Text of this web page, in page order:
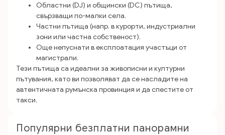
Областни (DJ) и общински (DC) пътища,
свързващи по-малки села.
Частни пътища (напр. в курорти, индустриални
зони или частна собственост).
Още непуснати в експлоатация участъци от
магистрали.
Тези пътища са идеални за живописни и културни
пътувания, като ви позволяват да се насладите на
автентичната румънска провинция и да спестите от
такси.
Популярни безплатни панорамни